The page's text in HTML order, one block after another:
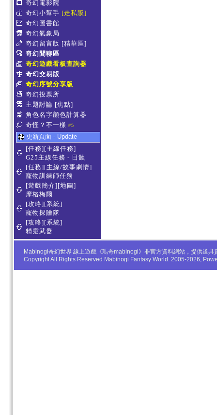
奇幻電影院
奇幻小幫手 [走私販]
奇幻圖書館
奇幻氣象局
奇幻留言版 [精華區]
奇幻閒聊區
奇幻遊戲看板查詢器
奇幻交易版
奇幻序號分享版
奇幻投票所
主題討論 [焦點]
角色名字顏色計算器
奇怪？不一樣 #5
更新頁面 - Update
[任務][主線任務]
G25主線任務 - 日蝕
[任務][主線/故事劇情]
寵物訓練師任務
[遊戲簡介][地圖]
摩格梅爾
[攻略][系統]
寵物探險隊
[攻略][系統]
精靈武器
Mabinogi奇幻世界 線上遊戲《瑪奇mabinogi》非官方資料網站，提供道
Copyright All Rights Reserved Mabinogi Fantasy World. 2005-2026,